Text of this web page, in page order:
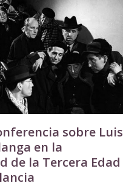
sobre Luis
en la
de la Tercera Edad